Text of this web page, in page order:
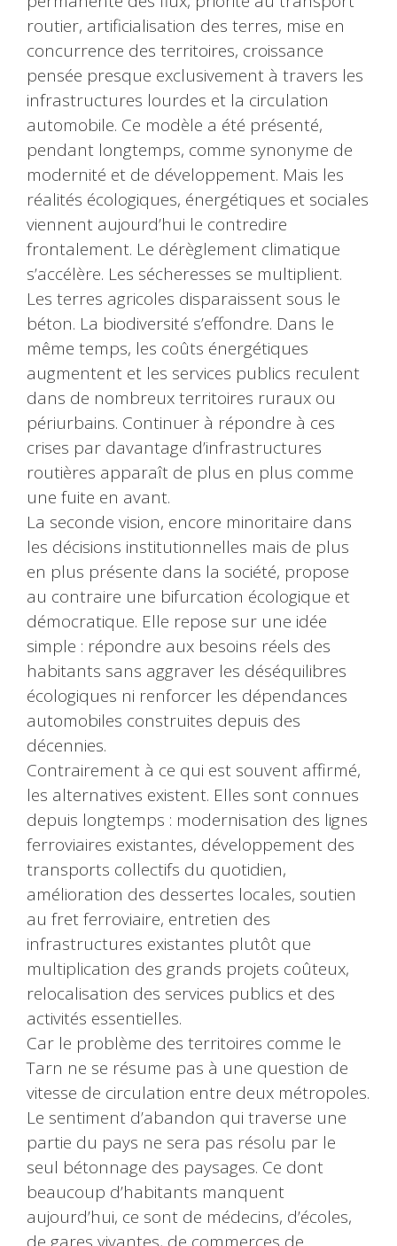
routier, artificialisation des terres, mise en
concurrence des territoires, croissance
pensée presque exclusivement à travers les
infrastructures lourdes et la circulation
automobile. Ce modèle a été présenté,
pendant longtemps, comme synonyme de
modernité et de développement. Mais les
réalités écologiques, énergétiques et sociales
viennent aujourd’hui le contredire
frontalement. Le dérèglement climatique
s’accélère. Les sécheresses se multiplient.
Les terres agricoles disparaissent sous le
béton. La biodiversité s’effondre. Dans le
même temps, les coûts énergétiques
augmentent et les services publics reculent
dans de nombreux territoires ruraux ou
périurbains. Continuer à répondre à ces
crises par davantage d’infrastructures
routières apparaît de plus en plus comme
une fuite en avant.
La seconde vision, encore minoritaire dans
les décisions institutionnelles mais de plus
en plus présente dans la société, propose
au contraire une bifurcation écologique et
démocratique. Elle repose sur une idée
simple : répondre aux besoins réels des
habitants sans aggraver les déséquilibres
écologiques ni renforcer les dépendances
automobiles construites depuis des
décennies.
Contrairement à ce qui est souvent affirmé,
les alternatives existent. Elles sont connues
depuis longtemps : modernisation des lignes
ferroviaires existantes, développement des
transports collectifs du quotidien,
amélioration des dessertes locales, soutien
au fret ferroviaire, entretien des
infrastructures existantes plutôt que
multiplication des grands projets coûteux,
relocalisation des services publics et des
activités essentielles.
Car le problème des territoires comme le
Tarn ne se résume pas à une question de
vitesse de circulation entre deux métropoles.
Le sentiment d’abandon qui traverse une
partie du pays ne sera pas résolu par le
seul bétonnage des paysages. Ce dont
beaucoup d’habitants manquent
aujourd’hui, ce sont de médecins, d’écoles,